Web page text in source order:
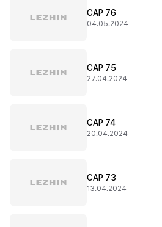
CAP 76
04.05.2024
CAP 75
27.04.2024
CAP 74
20.04.2024
CAP 73
13.04.2024